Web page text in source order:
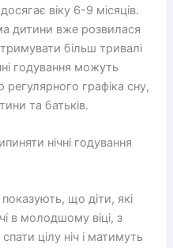
віку 6-9 місяців.
дитини вже розвилася
більш тривалі
годування можуть
графіка сну,
та батьків.
нічні годування
що діти, які
в молодшому віці, з
цілу ніч і матимуть